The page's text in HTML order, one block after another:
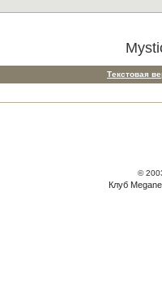
Текстовая
©
Клуб